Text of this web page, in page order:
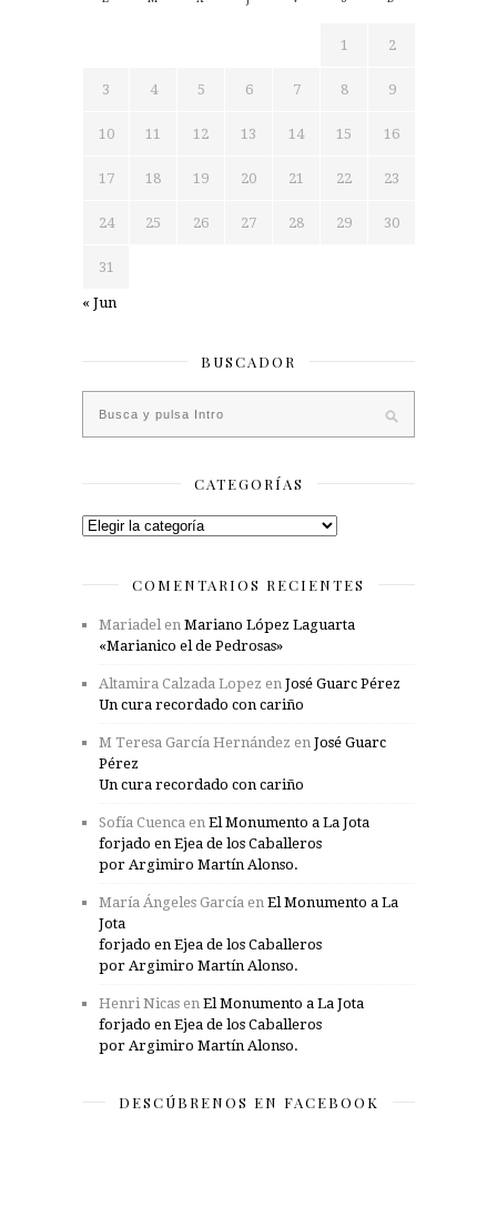
1 2
3 4 5 6 7 8 9
10 11 12 13 14 15 16
17 18 19 20 21 22 23
24 25 26 27 28 29 30
31
« Jun
BUSCADOR
CATEGORÍAS
Categorías
COMENTARIOS RECIENTES
Mariadel en Mariano López Laguarta
«Marianico el de Pedrosas»
Altamira Calzada Lopez en José Guarc Pérez
Un cura recordado con cariño
M Teresa García Hernández en José Guarc
Pérez
Un cura recordado con cariño
Sofía Cuenca en El Monumento a La Jota
forjado en Ejea de los Caballeros
por Argimiro Martín Alonso.
María Ángeles García en El Monumento a La
Jota
forjado en Ejea de los Caballeros
por Argimiro Martín Alonso.
Henri Nicas en El Monumento a La Jota
forjado en Ejea de los Caballeros
por Argimiro Martín Alonso.
DESCÚBRENOS EN FACEBOOK